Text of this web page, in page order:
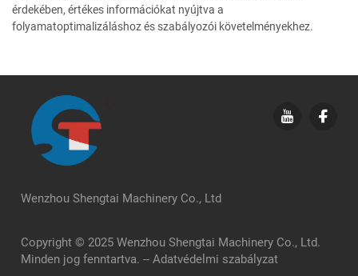
érdekében, értékes információkat nyújtva a
folyamatoptimalizáláshoz és szabályozói követelményekhez.
Wenzhou Shengtai Machinery Co., Ltd
Copyright © 2025 Wenzhou Shengtai Machinery Co., Ltd.
Minden jog fenntartva. -- Adatvédelmi szabályzat